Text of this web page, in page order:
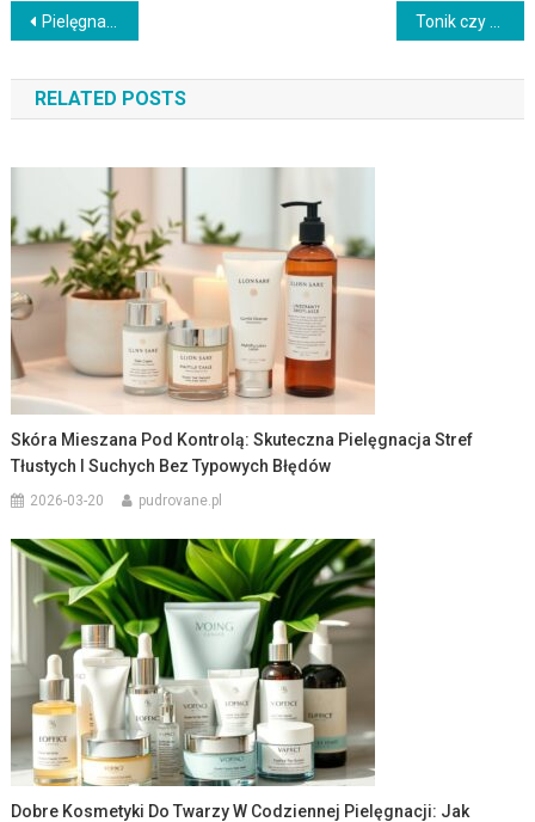
Nawigacja
wpisu
Pielęgnacja skóry po 50: skuteczne metody nawilżania, odżywiania i ochrony przed starzeniem się
RELATED POSTS
Skóra Mieszana Pod Kontrolą: Skuteczna Pielęgnacja Stref
Tłustych I Suchych Bez Typowych Błędów
2026-03-20 pudrovane.pl
Dobre Kosmetyki Do Twarzy W Codziennej Pielęgnacji: Jak